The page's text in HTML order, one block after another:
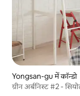
Yongsan-gu में कॉन्डो
ग्रीन अर्बनिस्ट #2 -